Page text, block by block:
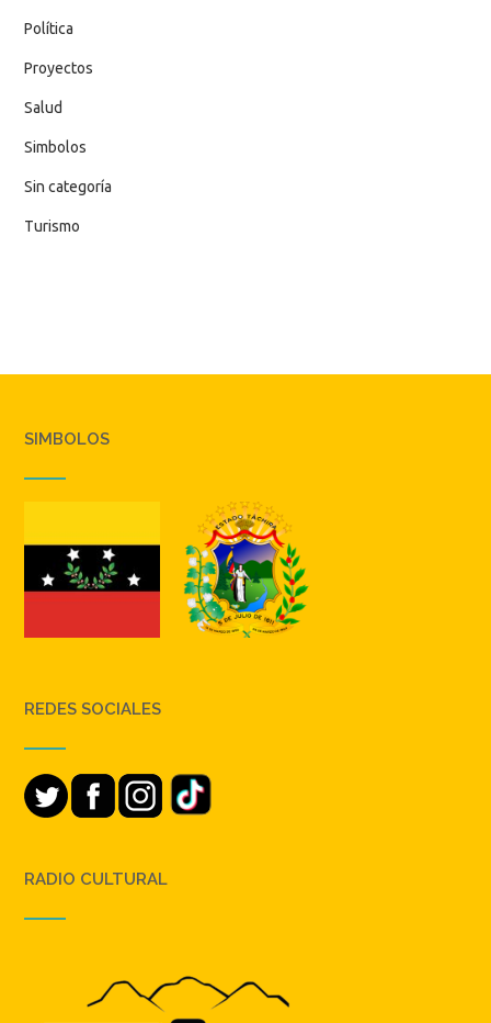
Política
Proyectos
Salud
Simbolos
Sin categoría
Turismo
SIMBOLOS
REDES SOCIALES
RADIO CULTURAL